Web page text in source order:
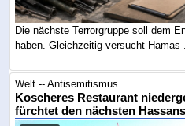
Die nächste Terrorgruppe soll dem
haben. Gleichzeitig versucht Hamas
Welt -- Antisemitismus
Koscheres Restaurant
fürchtet den nächsten